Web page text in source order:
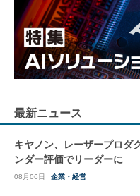
最新ニュース
キヤノン、レーザープロダ
ンダー評価でリーダーに
08月06日 企業・経営